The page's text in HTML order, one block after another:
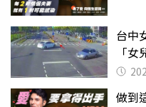
台中
「
致死
做到